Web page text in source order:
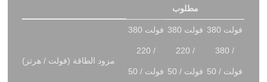
مطلوب
مزود الطاقة (فولت / هرتز)
380 فولت
/ 220
فولت / 50
380 فولت
/ 220
فولت / 50
380 فولت
/ 380
فولت / 50